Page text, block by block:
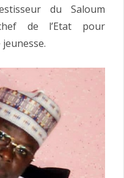
du Saloum
de l’Etat pour